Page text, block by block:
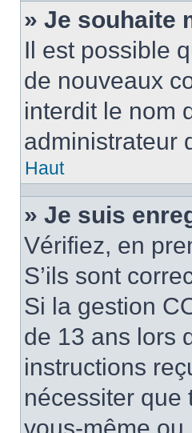
» Je souhaite
Il est possible
de nouveaux
interdit le nom
administrateur
Haut
» Je suis
Vérifiez, en
S’ils sont
Si la gestion
de 13 ans lors
instructions
nécessiter que